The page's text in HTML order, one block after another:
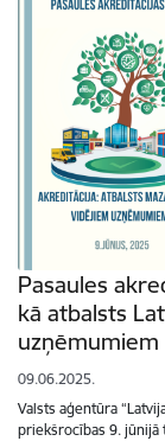
Pasaules
kā atbalsts
uzņēmumiem
09.06.2025.
Valsts aģentūra
priekšrocības 9. jūnijā